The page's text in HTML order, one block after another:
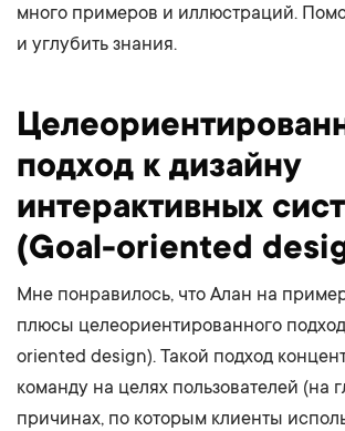
много примеров и иллюстраций.
и углубить знания.
подход к дизайну
интерактивных
(Goal-oriented
Мне понравилось, что Алан на
плюсы целеориентированного
oriented design). Такой подход
команду на целях пользователей (на
причинах, по которым клиенты